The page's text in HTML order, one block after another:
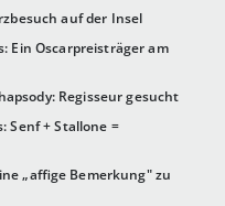
auf der Insel
Ein Oscarpreisträger am
Regisseur gesucht
Senf + Stallone =
„affige Bemerkung" zu